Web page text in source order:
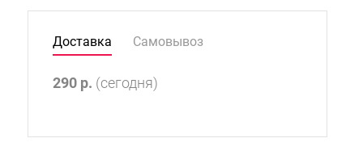
Доставка Самовывоз
290 р. (сегодня)